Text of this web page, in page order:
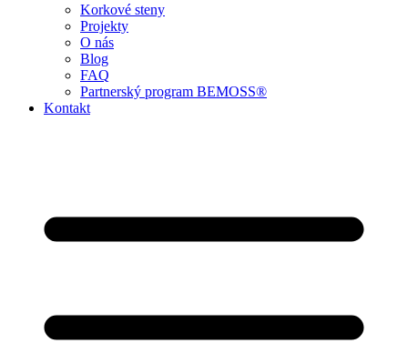
Korkové steny
Projekty
O nás
Blog
FAQ
Partnerský program BEMOSS®
Kontakt